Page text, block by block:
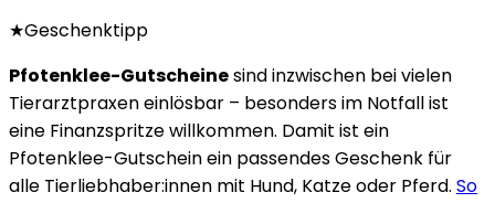
★Geschenktipp
Pfotenklee-Gutscheinesind inzwischen bei vielen
Tierarztpraxen einlösbar – besonders im Notfall ist
eine Finanzspritze willkommen. Damit ist ein
Pfotenklee-Gutschein ein passendes Geschenk für
alle Tierliebhaber:innen mit Hund, Katze oder Pferd. So